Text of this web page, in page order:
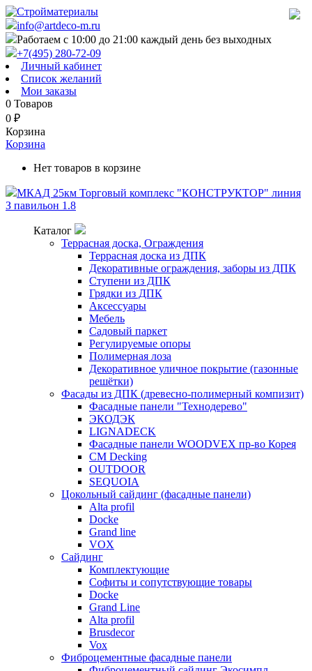
info@artdeco-m.ru
Работаем с 10:00 до 21:00 каждый день без выходных
+7(495) 280-72-09
Личный кабинет
Список желаний
Мои заказы
0 Товаров
0 ₽
Корзина
Корзина
Нет товаров в корзине
МКАД 25км Торговый комплекс "КОНСТРУКТОР" линия
З павильон 1.8
Каталог
Террасная доска, Ограждения
Террасная доска из ДПК
Декоративные ограждения, заборы из ДПК
Ступени из ДПК
Грядки из ДПК
Аксессуары
Мебель
Садовый паркет
Регулируемые опоры
Полимерная лоза
Декоративное уличное покрытие (газонные
решётки)
Фасады из ДПК (древесно-полимерный компизит)
Фасадные панели "Технодерево"
ЭКОДЭК
LIGNADECK
Фасадные панели WOODVEX пр-во Корея
CM Decking
OUTDOOR
SEQUOIA
Цокольный сайдинг (фасадные панели)
Alta profil
Docke
Grand line
VOX
Сайдинг
Комплектующие
Софиты и сопутствующие товары
Docke
Grand Line
Alta profil
Brusdecor
Vox
Фиброцементные фасадные панели